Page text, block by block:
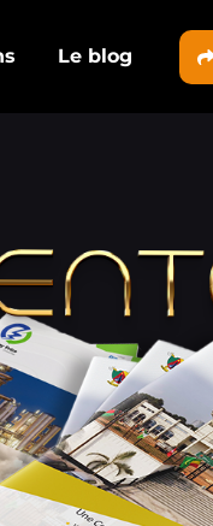
Le blog